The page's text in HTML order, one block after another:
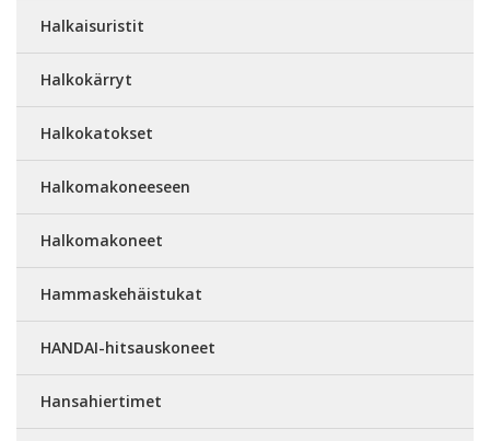
Halkaisuristit
Halkokärryt
Halkokatokset
Halkomakoneeseen
Halkomakoneet
Hammaskehäistukat
HANDAI-hitsauskoneet
Hansahiertimet